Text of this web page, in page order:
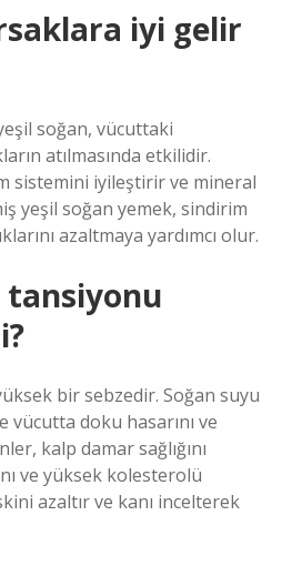
iyi gelir
soğan, vücuttaki
atılmasında etkilidir.
sistemini iyileştirir ve mineral
yeşil soğan yemek, sindirim
azaltmaya yardımcı olur.
tansiyonu
bir sebzedir. Soğan suyu
doku hasarını ve
kalp damar sağlığını
ve yüksek kolesterolü
azaltır ve kanı incelterek